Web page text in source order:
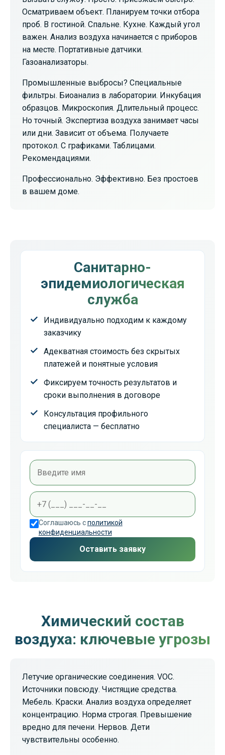
Осматриваем объект. Планируем точки отбора
проб. В гостиной. Спальне. Кухне. Каждый угол
важен. Анализ воздуха начинается с приборов
на месте. Портативные датчики.
Газоанализаторы.
Промышленные выбросы? Специальные
фильтры. Биоанализ в лаборатории. Инкубация
образцов. Микроскопия. Длительный процесс.
Но точный. Экспертиза воздуха занимает часы
или дни. Зависит от объема. Получаете
протокол. С графиками. Таблицами.
Рекомендациями.
Профессионально. Эффективно. Без простоев
в вашем доме.
Санитарно-
эпидемиологическая
служба
Индивидуально подходим к каждому
заказчику
Адекватная стоимость без скрытых
платежей и понятные условия
Фиксируем точность результатов и
сроки выполнения в договоре
Консультация профильного
специалиста — бесплатно
Соглашаюсь сполитикой
конфиденциальности
Оставить заявку
Химический состав
воздуха: ключевые угрозы
Летучие органические соединения. VOC.
Источники повсюду. Чистящие средства.
Мебель. Краски. Анализ воздуха определяет
концентрацию. Норма строгая. Превышение
вредно для печени. Нервов. Дети
чувствительны особенно.